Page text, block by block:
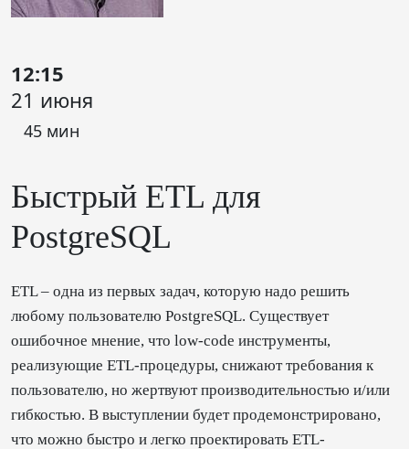
12:15
21 июня
45 мин
Быстрый ETL для
PostgreSQL
ETL – одна из первых задач, которую надо решить
любому пользователю PostgreSQL. Существует
ошибочное мнение, что low-code инструменты,
реализующие ETL-процедуры, снижают требования к
пользователю, но жертвуют производительностью и/или
гибкостью. В выступлении будет продемонстрировано,
что можно быстро и легко проектировать ETL-